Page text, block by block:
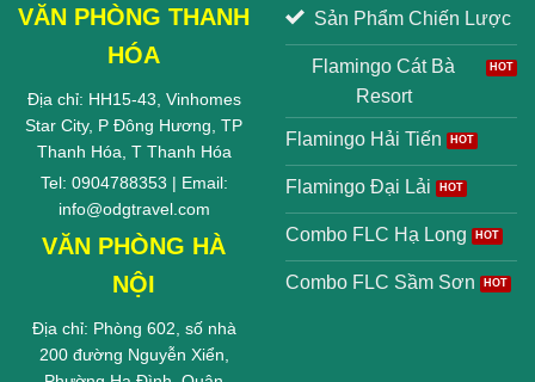
VĂN PHÒNG THANH
HÓA
Địa chỉ: HH15-43, Vinhomes
Star City, P Đông Hương, TP
Thanh Hóa, T Thanh Hóa
Tel: 0904788353 | Email:
info@odgtravel.com
VĂN PHÒNG HÀ
NỘI
Địa chỉ: Phòng 602, số nhà
200 đường Nguyễn Xiển,
Sản Phẩm Chiến Lược
Flamingo Cát Bà
Resort
Flamingo Hải Tiến
Flamingo Đại Lải
Combo FLC Hạ Long
Combo FLC Sầm Sơn